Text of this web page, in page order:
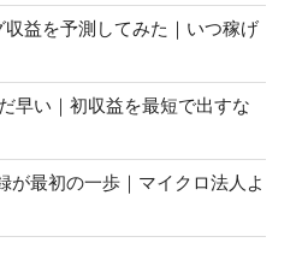
収益を予測してみた｜いつ稼げ
早い｜初収益を最短で出すな
が最初の一歩｜マイクロ法人よ